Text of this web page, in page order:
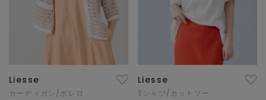
Liesse
カーディガン/ボレロ
Liesse
Tシャツ/カットソー